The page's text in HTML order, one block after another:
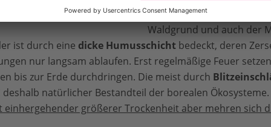
bilden einebeständige
Waldgrund und auch der
ist durch eine dicke Humusschichtbedeckt, deren
nur langsam ablaufen. Erst regelmäßige Feuer
bis zur Erde durchdringen. Die meist durch
natürlicher Bestandteil der borealen Ökosysteme.
einhergehender größerer Trockenheit aber mehren sich